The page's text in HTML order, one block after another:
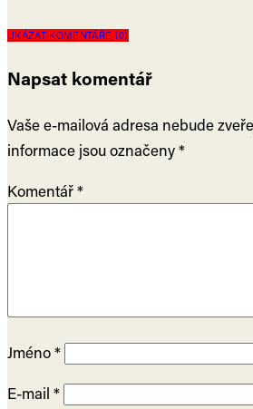
UKÁZAT KOMENTÁŘE (0)
Napsat komentář
Vaše e-mailová adresa nebude
informace jsou označeny*
Komentář*
Jméno*
E-mail *